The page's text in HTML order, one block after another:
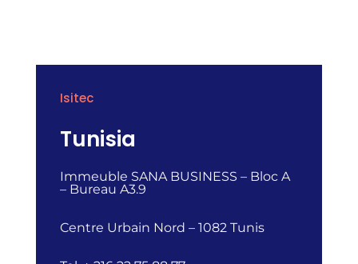
Isitec
Tunisia
Immeuble SANA BUSINESS – Bloc A
– Bureau A3.9
Centre Urbain Nord – 1082 Tunis